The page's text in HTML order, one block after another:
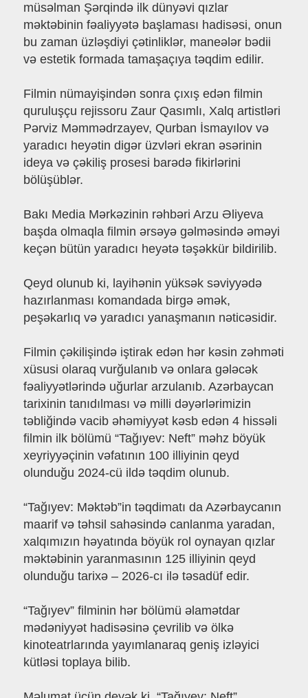
müsəlman Şərqində ilk dünyəvi qızlar
məktəbinin fəaliyyətə başlaması hadisəsi, onun
bu zaman üzləşdiyi çətinliklər, maneələr bədii
və estetik formada tamaşaçıya təqdim edilir.
Filmin nümayişindən sonra çıxış edən filmin
quruluşçu rejissoru Zaur Qasımlı, Xalq artistləri
Pərviz Məmmədrzayev, Qurban İsmayılov və
yaradıcı heyətin digər üzvləri ekran əsərinin
ideya və çəkiliş prosesi barədə fikirlərini
bölüşüblər.
Bakı Media Mərkəzinin rəhbəri Arzu Əliyeva
başda olmaqla filmin ərsəyə gəlməsində əməyi
keçən bütün yaradıcı heyətə təşəkkür bildirilib.
Qeyd olunub ki, layihənin yüksək səviyyədə
hazırlanması komandada birgə əmək,
peşəkarlıq və yaradıcı yanaşmanın nəticəsidir.
Filmin çəkilişində iştirak edən hər kəsin zəhməti
xüsusi olaraq vurğulanıb və onlara gələcək
fəaliyyətlərində uğurlar arzulanıb. Azərbaycan
tarixinin tanıdılması və milli dəyərlərimizin
təbliğində vacib əhəmiyyət kəsb edən 4 hissəli
filmin ilk bölümü “Tağıyev: Neft” məhz böyük
xeyriyyəçinin vəfatının 100 illiyinin qeyd
olunduğu 2024-cü ildə təqdim olunub.
“Tağıyev: Məktəb”in təqdimatı da Azərbaycanın
maarif və təhsil sahəsində canlanma yaradan,
xalqımızın həyatında böyük rol oynayan qızlar
məktəbinin yaranmasının 125 illiyinin qeyd
olunduğu tarixə – 2026-cı ilə təsadüf edir.
“Tağıyev” filminin hər bölümü əlamətdar
mədəniyyət hadisəsinə çevrilib və ölkə
kinoteatrlarında yayımlanaraq geniş izləyici
kütləsi toplaya bilib.